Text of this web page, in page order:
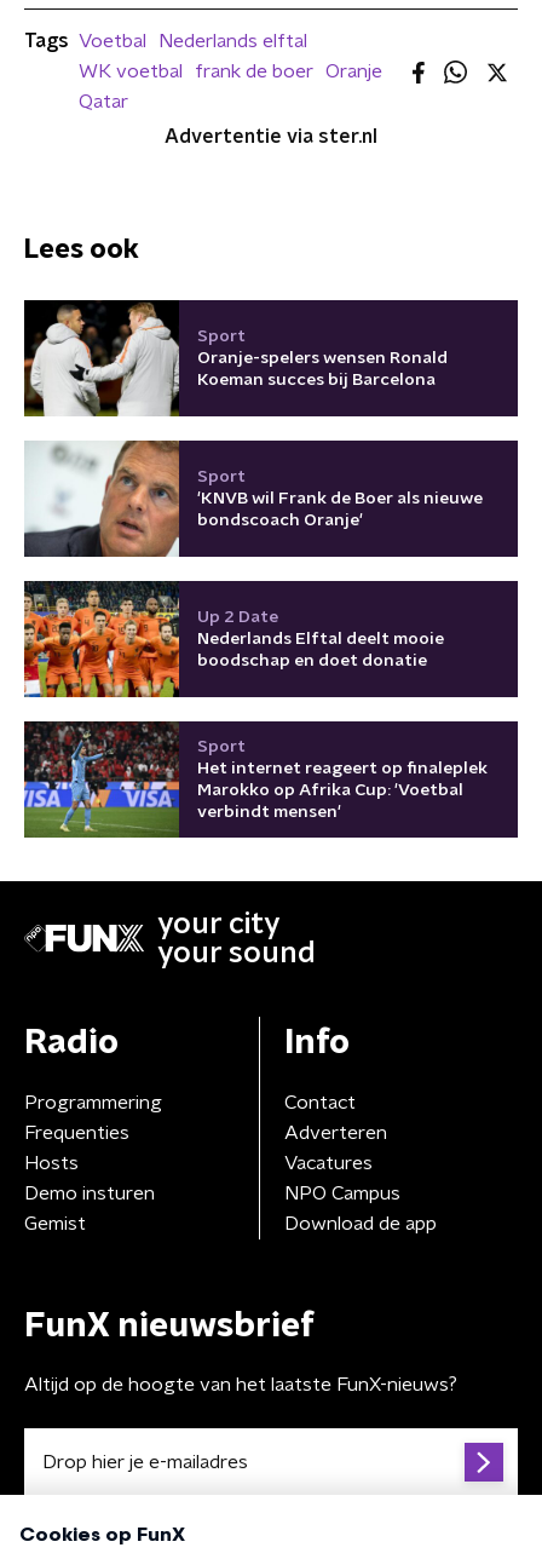
Tags Voetbal
Nederlands elftal
WK voetbal
frank de boer
Oranje
Qatar
Advertentie via ster.nl
Lees ook
Sport
Oranje-spelers wensen Ronald
Koeman succes bij Barcelona
Sport
'KNVB wil Frank de Boer als nieuwe
bondscoach Oranje'
Up 2 Date
Nederlands Elftal deelt mooie
boodschap en doet donatie
Sport
Het internet reageert op finaleplek
Marokko op Afrika Cup: 'Voetbal
verbindt mensen'
your city
your sound
Radio
Programmering
Frequenties
Hosts
Demo insturen
Gemist
Info
Contact
Adverteren
Vacatures
NPO Campus
Download de app
FunX nieuwsbrief
Altijd op de hoogte van het laatste FunX-nieuws?